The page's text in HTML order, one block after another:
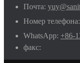
Почта:
Номер телефона:
WhatsApp: +86-
факс: